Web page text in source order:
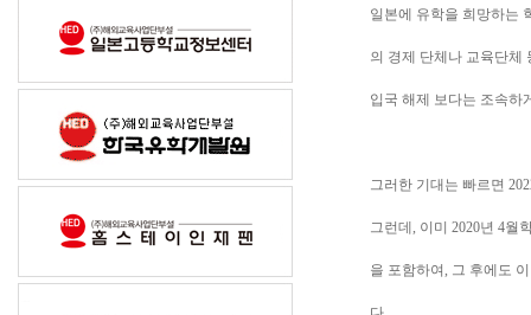
일본에 유학을 희망하는
의 경제 단체나 교육단체
입국 해제 보다는 조속하
그러한 기대는 빠르면
그런데, 이미 2020년 4월
을 포함하여, 그 후에도